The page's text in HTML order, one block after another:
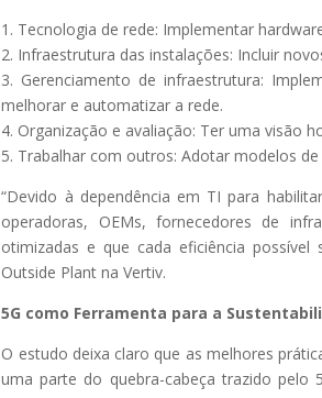
1. Tecnologia de rede: Implementar
2. Infraestrutura das instalações: Incluir
3. Gerenciamento de infraestrutura:
melhorar e automatizar a rede.
4. Organização e avaliação: Ter uma visão
5. Trabalhar com outros: Adotar modelos
“Devido à dependência em TI para
operadoras, OEMs, fornecedores de
otimizadas e que cada eficiência possível
Outside Plant na Vertiv.
5G como Ferramenta para a
O estudo deixa claro que as melhores
uma parte do quebra-cabeça trazido pelo